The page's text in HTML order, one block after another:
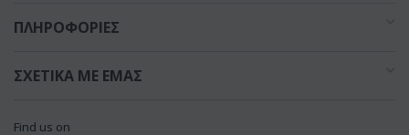
ΠΛΗΡΟΦΟΡΊΕΣ
ΣΧΕΤΙΚΆ ΜΕ ΕΜΆΣ
Find us on